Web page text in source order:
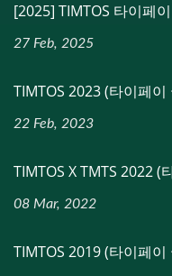
[2025] TIMTOS 타이페
27 Feb, 2025
TIMTOS 2023 (타이페
22 Feb, 2023
TIMTOS X TMTS 2022 (
08 Mar, 2022
TIMTOS 2019 (타이페